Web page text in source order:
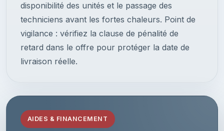
disponibilité des unités et le passage des
techniciens avant les fortes chaleurs. Point de
vigilance : vérifiez la clause de pénalité de
retard dans le offre pour protéger la date de
livraison réelle.
AIDES & FINANCEMENT